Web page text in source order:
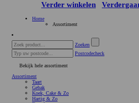
Verder winkelen
Home
Assortiment
Zoeken
Postcodecheck
Bekijk hele assortiment
Assortiment
Taart
Gebak
Koek, Cake & Zo
Hartig & Zo